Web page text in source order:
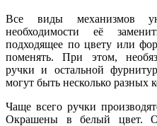
Все виды механизмов
необходимости её
подходящее по цвету или
поменять. При этом,
ручки и остальной
могут быть несколько разных
Чаще всего ручки
Окрашены в белый цвет.